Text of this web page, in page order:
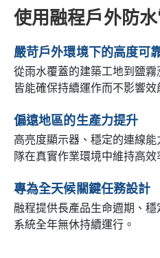
使用融程戶外防
嚴苛戶外環境下的高度可
從雨水覆蓋的建築工地到鹽
皆能確保持續運作而不影響效
偏遠地區的生產力提升
高亮度顯示器、穩定的連線
隊在真實作業環境中維持高效
專為全天候關鍵任務設計
融程提供長產品生命週期、
系統全年無休持續運行。